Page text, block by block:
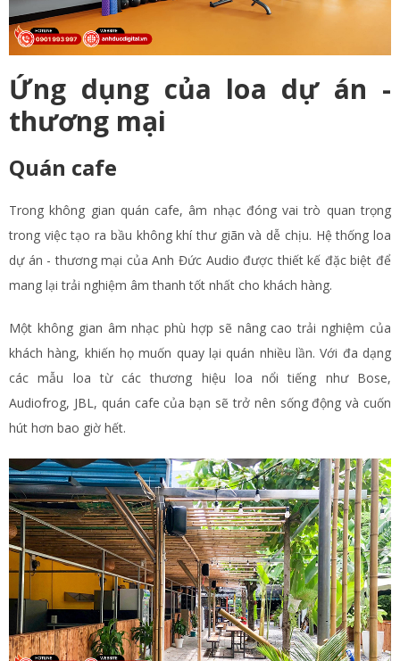
Ứng dụng của loa dự án -
thương mại
Quán cafe
Trong không gian quán cafe, âm nhạc đóng vai trò quan trọng
trong việc tạo ra bầu không khí thư giãn và dễ chịu. Hệ thống loa
dự án - thương mại của Anh Đức Audio được thiết kế đặc biệt để
mang lại trải nghiệm âm thanh tốt nhất cho khách hàng.
Một không gian âm nhạc phù hợp sẽ nâng cao trải nghiệm của
khách hàng, khiến họ muốn quay lại quán nhiều lần. Với đa dạng
các mẫu loa từ các thương hiệu loa nổi tiếng như Bose,
Audiofrog, JBL, quán cafe của bạn sẽ trở nên sống động và cuốn
hút hơn bao giờ hết.